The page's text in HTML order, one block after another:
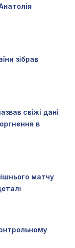
зібрав
свіжі дані
в
матчу